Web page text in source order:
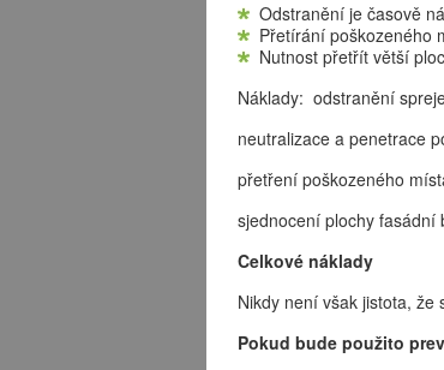
Odstranění je časově
Přetírání poškozeného
Nutnost přetřít větší
Náklady: odstranění
neutralizace a
přetření
sjednocení plochy
Celkové
Nikdy není však jistota, že
Pokud bude použito